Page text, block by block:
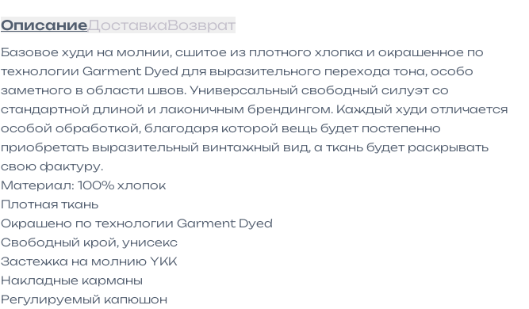
ОписаниеДоставкаВозврат
Базовое худи на молнии, сшитое из плотного хлопка и окрашенное по
технологии Garment Dyed для выразительного перехода тона, особо
заметного в области швов. Универсальный свободный силуэт со
стандартной длиной и лаконичным брендингом. Каждый худи отличается
особой обработкой, благодаря которой вещь будет постепенно
приобретать выразительный винтажный вид, а ткань будет раскрывать
свою фактуру.
Материал: 100% хлопок
Плотная ткань
Окрашено по технологии Garment Dyed
Свободный крой, унисекс
Застежка на молнию YKK
Накладные карманы
Регулируемый капюшон